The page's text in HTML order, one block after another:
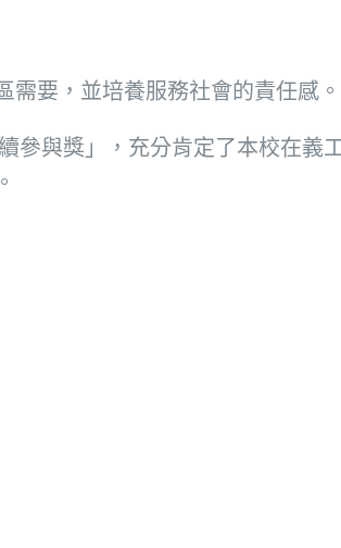
要，並培養服務社會的責任感。
參與獎」，充分肯定了本校在義